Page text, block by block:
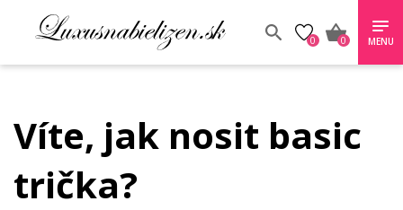
0 0 MENU
Víte, jak nosit basic
trička?